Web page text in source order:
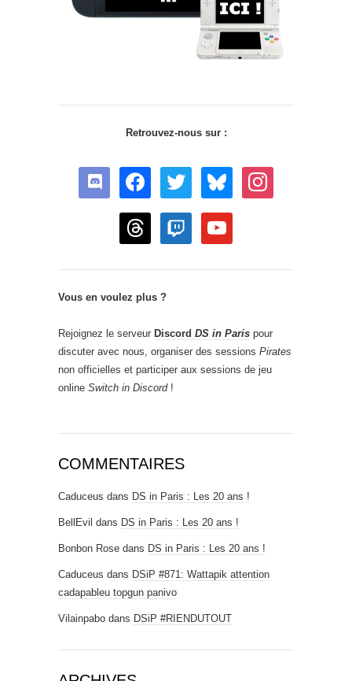
Retrouvez-nous sur :
discord facebook twitter bluesky instagram
threads twitch youtube
Vous en voulez plus ?
Rejoignez le serveur Discord DS in Paris pour
discuter avec nous, organiser des sessions Pirates
non officielles et participer aux sessions de jeu
online Switch in Discord!
COMMENTAIRES
Caduceus dans DS in Paris : Les 20 ans !
BellEvil dans DS in Paris : Les 20 ans !
Bonbon Rose dans DS in Paris : Les 20 ans !
Caduceus dans DSiP #871: Wattapik attention
cadapableu topgun panivo
Vilainpabo dans DSiP #RIENDUTOUT